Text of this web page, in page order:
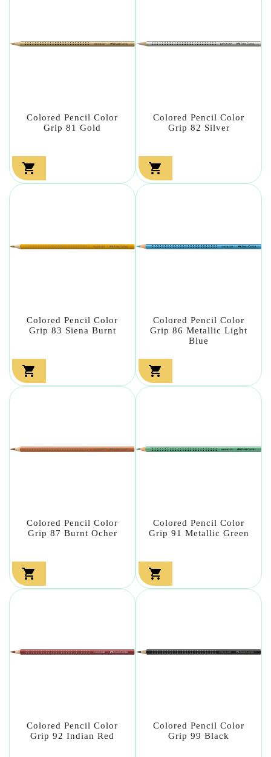
Colored Pencil Color
Grip 81 Gold

Colored Pencil Color
Grip 82 Silver

Colored Pencil Color
Grip 83 Siena Burnt

Colored Pencil Color
Grip 86 Metallic Light
Blue

Colored Pencil Color
Grip 87 Burnt Ocher

Colored Pencil Color
Grip 91 Metallic Green

Colored Pencil Color
Grip 92 Indian Red
Colored Pencil Color
Grip 99 Black